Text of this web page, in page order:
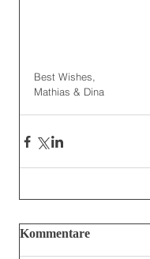
Best Wishes,
Mathias & Dina
Kommentare